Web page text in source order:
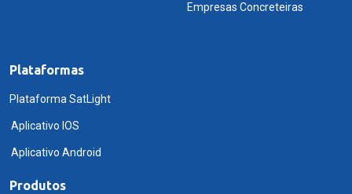
Empresas Concreteiras
Plataformas
Plataforma SatLight
Aplicativo IOS
Aplicativo Android
Produtos